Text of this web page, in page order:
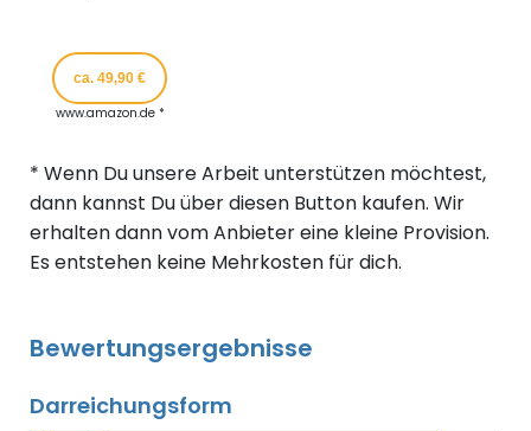
ca. 49,90 €
www.amazon.de *
* Wenn Du unsere Arbeit unterstützen möchtest,
dann kannst Du über diesen Button kaufen. Wir
erhalten dann vom Anbieter eine kleine Provision.
Es entstehen keine Mehrkosten für dich.
Bewertungsergebnisse
Darreichungsform